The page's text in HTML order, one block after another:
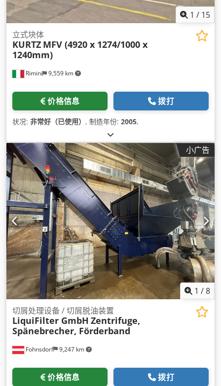
1 / 15
Rimini 9,559 km
立式块体
KURTZ MFV (4920 x 1274/1000 x
1240mm)
价格信息 拨打
状况: 非常好（已使用） , 制造年份: 2005,
小广告
1 /8
Fohnsdorf 9,247 km
切屑处理设备 / 切屑脱油装置
LiquiFilter GmbH Zentrifuge,
Spänebrecher, Förderband
价格信息 拨打